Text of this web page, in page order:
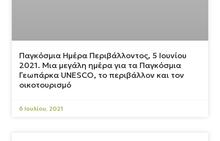
Παγκόσμια Ημέρα Περιβάλλοντος, 5 Ιουνίου
2021. Μια μεγάλη ημέρα για τα Παγκόσμια
Γεωπάρκα UNESCO, το περιβάλλον και τον
οικοτουρισμό
6 Ιουλίου, 2021